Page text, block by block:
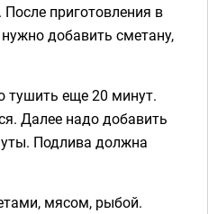
приготовления в
добавить сметану,
тушить еще 20 минут.
Далее надо добавить
Подлива должна
мясом, рыбой.